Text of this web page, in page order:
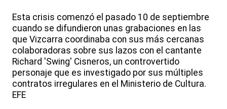
Esta crisis comenzó el pasado 10 de septiembre
cuando se difundieron unas grabaciones en las
que Vizcarra coordinaba con sus más cercanas
colaboradoras sobre sus lazos con el cantante
Richard 'Swing' Cisneros, un controvertido
personaje que es investigado por sus múltiples
contratos irregulares en el Ministerio de Cultura.
EFE